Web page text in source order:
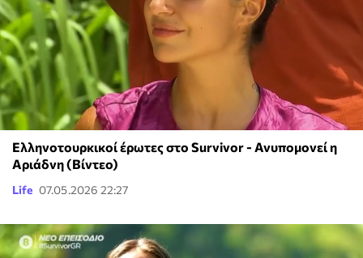
Ελληνοτουρκικοί έρωτες στο Survivor - Ανυπομονεί η
Αριάδνη (Βίντεο)
Life 07.05.2026 22:27